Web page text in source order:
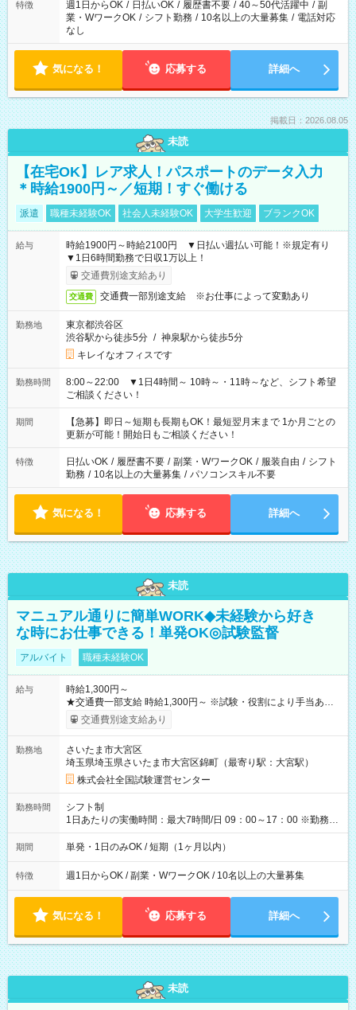
特徴 週1日からOK / 日払いOK / 履歴書不要 / 40～50代活躍中 / 副
業・WワークOK / シフト勤務 / 10名以上の大量募集 / 電話対応
なし
気になる！ 応募する 詳細へ
掲載日：2026.08.05
未読
【在宅OK】レア求人！パスポートのデータ入力
＊時給1900円～／短期！すぐ働ける
派遣 職種未経験OK 社会人未経験OK 大学生歓迎 ブランクOK
給与
時給1900円～時給2100円 ▼日払い週払い可能！※規定有り
▼1日6時間勤務で日収1万以上！
交通費別途支給あり
交通費 交通費一部別途支給 ※お仕事によって変動あり
勤務地
東京都渋谷区
渋谷駅から徒歩5分 / 神泉駅から徒歩5分
キレイなオフィスです
勤務時間
8:00～22:00 ▼1日4時間～ 10時～・11時～など、シフト希望
ご相談ください！
期間
【急募】即日～短期も長期もOK！最短翌月末まで 1か月ごとの
更新が可能！開始日もご相談ください！
特徴 日払いOK / 履歴書不要 / 副業・WワークOK / 服装自由 / シフト
勤務 / 10名以上の大量募集 / パソコンスキル不要
気になる！ 応募する 詳細へ
未読
マニュアル通りに簡単WORK◆未経験から好き
な時にお仕事できる！単発OK◎試験監督
アルバイト 職種未経験OK
給与
時給1,300円～
★交通費一部支給 時給1,300円～ ※試験・役割により手当あり
※勤務回数により昇給あり 【即給（前払い）オプションあ
り！】 希望される場合、勤務から1週間ほどで給与の一部を受け
例】 ・河合塾模擬試験 8:30～17:30（休憩1時間） 時給1,300円
×8時間＝日収10,400円＋交通費 ※当日の役割により時給＋100
円の場合あり ・国家試験 7:00～13:30（休憩なし） 時給1,300
円（役割手当＋100円）×6時間＝日収8,400円＋交通費 【試用期
間】試用期間なし
交通費別途支給あり
勤務地
さいたま市大宮区
埼玉県埼玉県さいたま市大宮区錦町（最寄り駅：大宮駅）
株式会社全国試験運営センター
勤務時間
シフト制
1日あたりの実働時間：最大7時間/日 09：00～17：00 ※勤務時
間は 試験により異なります。
期間 単発・1日のみOK / 短期（1ヶ月以内）
特徴 週1日からOK / 副業・WワークOK / 10名以上の大量募集
気になる！ 応募する 詳細へ
未読